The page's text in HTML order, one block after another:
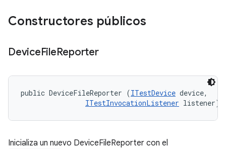
Constructores públicos
DeviceFileReporter
public DeviceFileReporter (ITestDevice device,
ITestInvocationListener listener)
Inicializa un nuevo DeviceFileReporter con el